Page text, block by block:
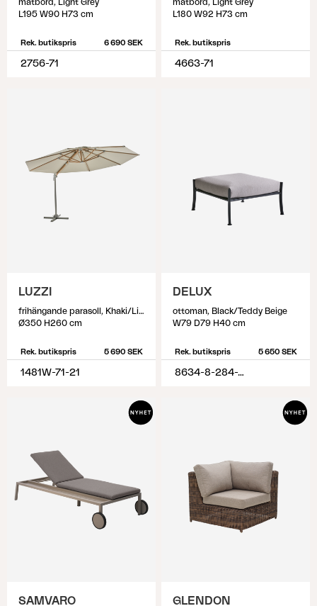
matbord, Light Grey
L195 W90 H73 cm
Rek. butikspris 6 690 SEK
2756-71
matbord, Light Grey
L180 W92 H73 cm
Rek. butikspris
4663-71
LUZZI
frihängande parasoll, Khaki/Light Grey
Ø350 H260 cm
Rek. butikspris 5 690 SEK
1481W-71-21
DELUX
ottoman, Black/Teddy Beige
W79 D79 H40 cm
Rek. butikspris 5 650 SEK
8634-8-284-79
SAMVARO GLENDON